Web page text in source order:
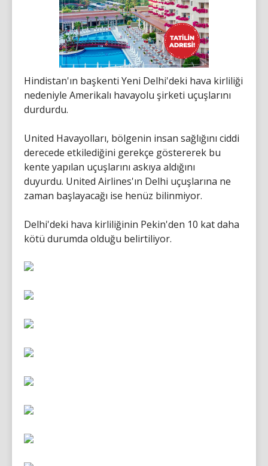
Hindistan'ın başkenti Yeni Delhi'deki hava kirliliği
nedeniyle Amerikalı havayolu şirketi uçuşlarını
durdurdu.
United Havayolları, bölgenin insan sağlığını ciddi
derecede etkilediğini gerekçe göstererek bu
kente yapılan uçuşlarını askıya aldığını
duyurdu. United Airlines'ın Delhi uçuşlarına ne
zaman başlayacağı ise henüz bilinmiyor.
Delhi'deki hava kirliliğinin Pekin'den 10 kat daha
kötü durumda olduğu belirtiliyor.